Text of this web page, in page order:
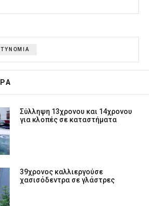
Σύλληψη 13χρονου και 14χρονου
για κλοπές σε καταστήματα
39χρονος καλλιεργούσε
χασισόδεντρα σε γλάστρες